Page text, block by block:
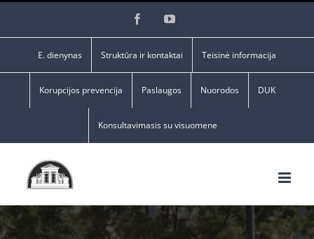
FacebookYouTube
E. dienynas Struktūra ir kontaktai Teisinė informacija
Korupcijos prevencija Paslaugos Nuorodos DUK
Konsultavimasis su visuomene